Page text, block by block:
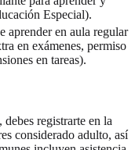
Especial).
aprender en aula regular
en exámenes, permiso
en tareas).
registrarte en la
considerado adulto, así